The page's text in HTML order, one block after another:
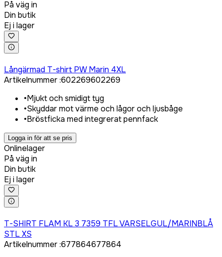
På väg in
Din butik
Ej i lager
Långärmad T-shirt PW Marin 4XL
Artikelnummer:602269602269
•Mjukt och smidigt tyg
•Skyddar mot värme och lågor och ljusbåge
•Bröstficka med integrerat pennfack
Logga in för att se pris
Onlinelager
På väg in
Din butik
Ej i lager
T-SHIRT FLAM KL 3 7359 TFL VARSELGUL/MARINBLÅ
STL XS
Artikelnummer:677864677864